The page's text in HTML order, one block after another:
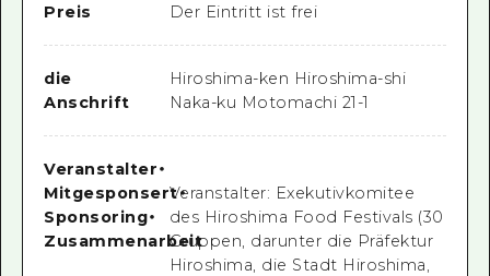
Preis Der Eintritt ist frei
die
Anschrift
Hiroshima-ken Hiroshima-shi
Naka-ku Motomachi 21-1
Veranstalter・
Mitgesponsert・
Sponsoring・
Zusammenarbeit
Veranstalter: Exekutivkomitee
des Hiroshima Food Festivals (30
Gruppen, darunter die Präfektur
Hiroshima, die Stadt Hiroshima,